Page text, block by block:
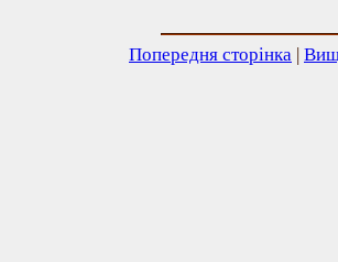
Попередня сторінка |